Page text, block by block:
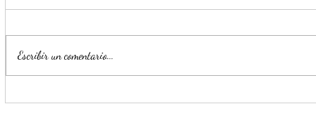
Para beneficio de las familias,
Monterrey
Escribir un comentario...